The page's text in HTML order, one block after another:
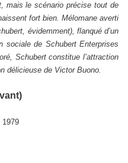
mais le scénario précise tout de
fort bien. Mélomane averti
évidemment), flanqué d’un
sociale de Schubert Enterprises
Schubert constitue l’attraction
délicieuse de Victor Buono.
1979